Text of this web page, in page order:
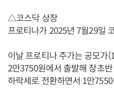
△코스닥 상장
프로티나가 2025년 7월29일
이날 프로티나 주가는 공모가
2만3750원에서 출발해 장초
하락세로 전환하면서 1만